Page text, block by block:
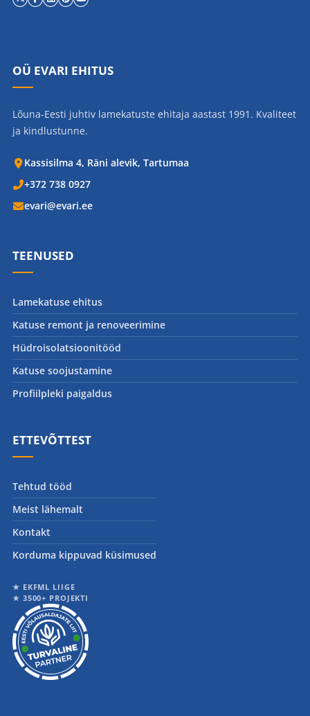
OÜ EVARI EHITUS
Lõuna-Eesti juhtiv lamekatuste ehitaja aastast 1991. Kvaliteet
ja kindlustunne.
Kassisilma 4, Räni alevik, Tartumaa
+372 738 0927
evari@evari.ee
TEENUSED
Lamekatuse ehitus
Katuse remont ja renoveerimine
Hüdroisolatsioonitööd
Katuse soojustamine
Profiilpleki paigaldus
ETTEVÕTTEST
Tehtud tööd
Meist lähemalt
Kontakt
Korduma kippuvad küsimused
★ EKFML LIIGE
★ 3500+ PROJEKTI